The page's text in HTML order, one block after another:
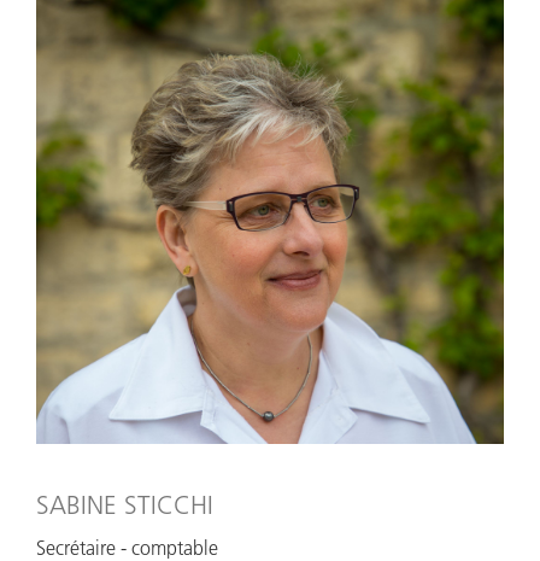
SABINE STICCHI
Secrétaire - comptable